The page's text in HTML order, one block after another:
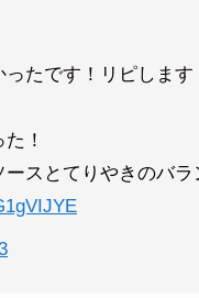
たです！リピします
！
スとてりやきのバラ